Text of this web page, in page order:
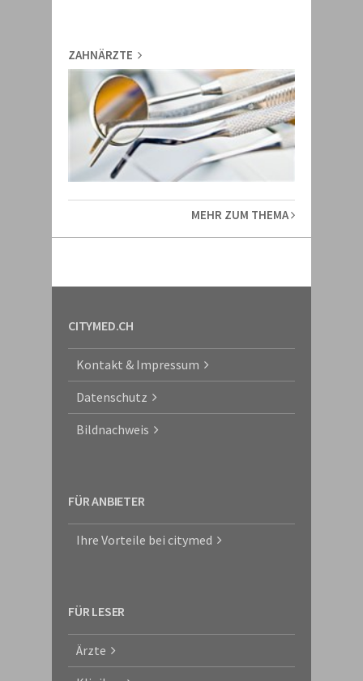
ZAHNÄRZTE
MEHR ZUM THEMA
CITYMED.CH
Kontakt & Impressum
Datenschutz
Bildnachweis
FÜR ANBIETER
Ihre Vorteile bei citymed
FÜR LESER
Ärzte